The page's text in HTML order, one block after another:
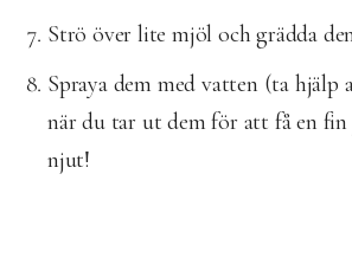
Strö över lite mjöl och grädda
Spraya dem med vatten (ta hjälp
när du tar ut dem för att få en fin
njut!